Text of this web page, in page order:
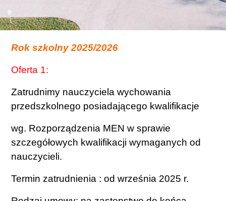
Rok szkolny 2025/2026
Oferta 1:
Zatrudnimy nauczyciela wychowania
przedszkolnego posiadającego kwalifikacje
wg. Rozporządzenia MEN w sprawie
szczegółowych kwalifikacji wymaganych od
nauczycieli.
Termin zatrudnienia : od września 2025 r.